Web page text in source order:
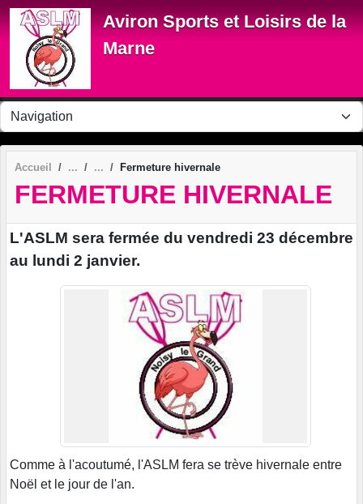
Aviron Sports et Loisirs de la
Marne
Accueil Fermeture hivernale
FERMETURE HIVERNALE
L'ASLM sera fermée du vendredi 23 décembre
au lundi 2 janvier.
Comme à l'acoutumé, l'ASLM fera se trève hivernale entre
Noël et le jour de l'an.
Panneau de gestion des cookies